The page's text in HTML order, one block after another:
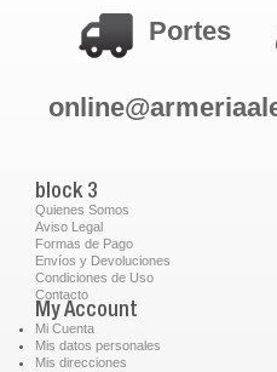
Portes
block 3
Quienes Somos
Aviso Legal
Formas de Pago
Envíos y Devoluciones
Condiciones de Uso
Contacto
My Account
Mi Cuenta
Mis datos personales
Mis direcciones